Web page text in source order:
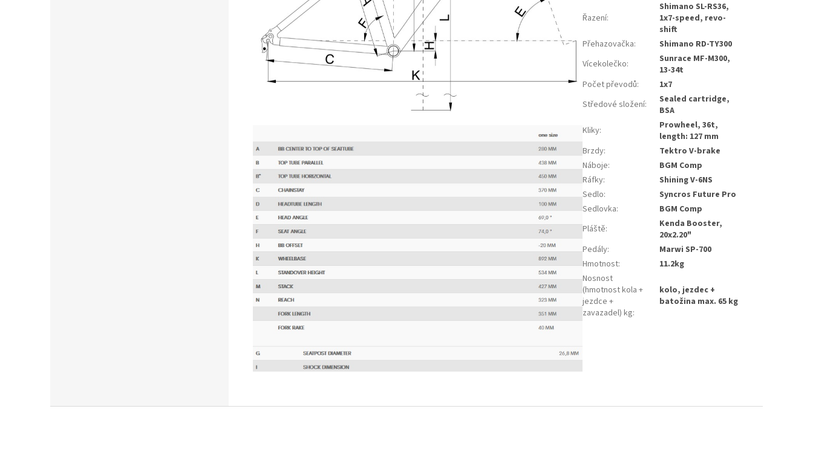
Řazení:
Shimano SL-RS36,
1x7-speed, revo-
shift
Přehazovačka:
Shimano RD-TY300
Vícekolečko:
Sunrace MF-M300,
13-34t
Počet převodů:
1x7
Středové složení:
Sealed cartridge,
BSA
Kliky:
Prowheel, 36t,
length: 127 mm
Brzdy:
Tektro V-brake
Náboje:
BGM Comp
Ráfky:
Shining V-6NS
Sedlo:
Syncros Future Pro
Sedlovka:
BGM Comp
Pláště:
Kenda Booster,
20x2.20"
Pedály:
Marwi SP-700
Hmotnost:
11.2kg
Nosnost
(hmotnost kola +
jezdce +
zavazadel) kg:
kolo, jezdec +
batožina max. 65 kg